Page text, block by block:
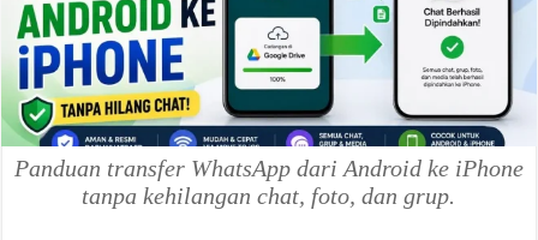
Panduan transfer WhatsApp dari Android ke iPhone
tanpa kehilangan chat, foto, dan grup.